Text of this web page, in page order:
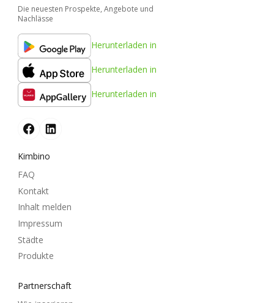
Die neuesten Prospekte, Angebote und
Nachlässe
Herunterladen in
Herunterladen in
Herunterladen in
Kimbino
FAQ
Kontakt
Inhalt melden
Impressum
Städte
Produkte
Partnerschaft